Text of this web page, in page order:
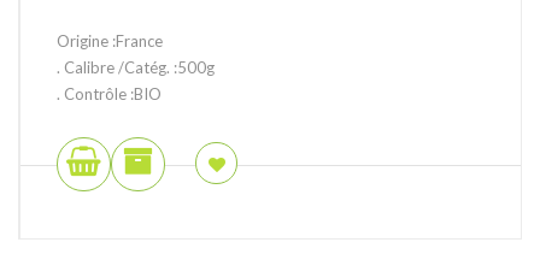
Origine :France
. Calibre /Catég. :500g
. Contrôle :BIO